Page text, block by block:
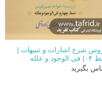
شرح اشارات و تنبیهات |
و علله
بگیرید